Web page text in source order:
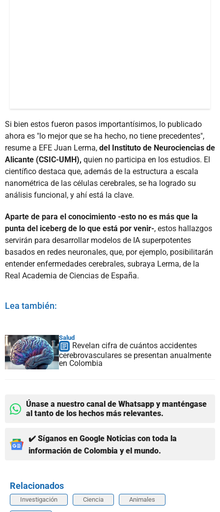
Si bien estos fueron pasos importantísimos, lo publicado
ahora es "lo mejor que se ha hecho, no tiene precedentes",
resume a EFE Juan Lerma, del Instituto de Neurociencias de
Alicante (CSIC-UMH), quien no participa en los estudios. El
científico destaca que, además de la estructura a escala
nanométrica de las células cerebrales, se ha logrado su
análisis funcional, y ahí está la clave.
Aparte de para el conocimiento -esto no es más que la
punta del iceberg de lo que está por venir-, estos hallazgos
servirán para desarrollar modelos de IA superpotentes
basados en redes neuronales, que, por ejemplo, posibilitarán
entender enfermedades cerebrales, subraya Lerma, de la
Real Academia de Ciencias de España.
Lea también:
Salud
Revelan cifra de cuántos accidentes
cerebrovasculares se presentan anualmente
en Colombia
Únase a nuestro canal de Whatsapp y manténgase
al tanto de los hechos más relevantes.
✔️ Síganos en Google Noticias con toda la
información de Colombia y el mundo.
Relacionados
Investigación Ciencia Animales